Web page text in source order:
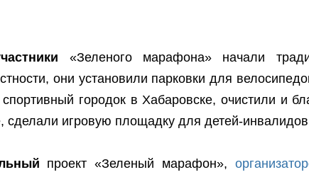
«Зеленого марафона» начали
они установили парковки для
городок в Хабаровске, очистили и
сделали игровую площадку для детей-инвалидов
проект «Зеленый марафон»,